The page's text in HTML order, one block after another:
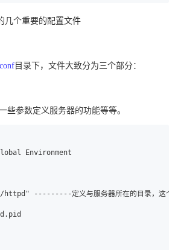
几个重要的配置文件
目录下，文件大致分为三个部分：
些参数定义服务器的功能等等。
Environment
---------定义与服务器所在的目录，这个目